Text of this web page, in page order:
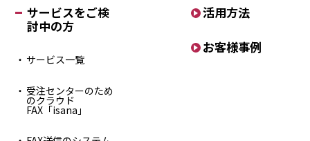
サービスをご検
討中の方
サービス一覧
受注センターのため
のクラウド
FAX「isana」
活用方法
お客様事例